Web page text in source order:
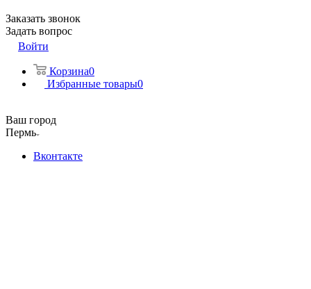
Заказать звонок
Задать вопрос
Войти
Корзина0
Избранные товары0
Ваш город
Пермь
Вконтакте